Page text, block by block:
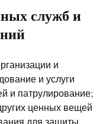
служб и
и
и услуги
и патрулирование;
ценных вещей
для защиты